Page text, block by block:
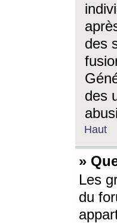
des
des
Haut
»
Les
du